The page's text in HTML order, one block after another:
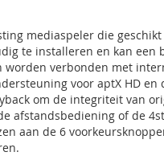
mediaspeler die
te installeren en kan
verbonden met
voor aptX HD en
om de integriteit van
afstandsbediening of de
aan de 6